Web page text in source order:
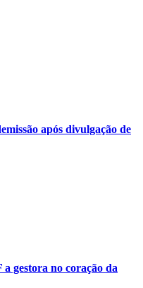
após divulgação de
gestora no coração da